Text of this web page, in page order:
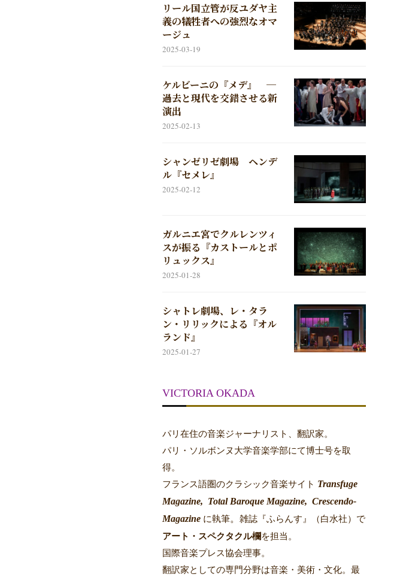
リール国立管が反ユダヤ主
義の犠牲者への強烈なオマ
ージュ
2025-03-19
ケルビーニの『メデ』 ─
過去と現代を交錯させる新
演出
2025-02-13
シャンゼリゼ劇場 ヘンデ
ル『セメレ』
2025-02-12
ガルニエ宮でクルレンツィ
スが振る『カストールとポ
リュックス』
2025-01-28
シャトレ劇場、レ・タラ
ン・リリックによる『オル
ランド』
2025-01-27
VICTORIA OKADA
パリ在住の音楽ジャーナリスト、翻訳家。
パリ・ソルボンヌ大学音楽学部にて博士号を取
得。
フランス語圏のクラシック音楽サイト Transfuge
Magazine, Total Baroque Magazine, Crescendo-
Magazine に執筆。 雑誌『ふらんす』（白水社）で
アート・スペクタクル欄を担当。
国際音楽プレス協会理事。
翻訳家としての専門分野は音楽・美術・文化。最